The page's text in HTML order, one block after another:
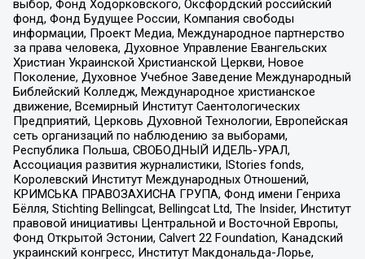
выбор, Фонд Ходорковского, Оксфордский российский
фонд, Фонд Будущее России, Компания свободы
информации, Проект Медиа, Международное партнерство
за права человека, Духовное Управление Евангельских
Христиан Украинской Христианской Церкви, Новое
Поколение, Духовное Учебное Заведение Международный
Библейский Колледж, Международное христианское
движение, Всемирный Институт Саентологических
Предприятий, Церковь Духовной Технологии, Европейская
сеть организаций по наблюдению за выборами,
Республика Польша, СВОБОДНЫЙ ИДЕЛЬ-УРАЛ,
Ассоциация развития журналистики, IStories fonds,
Королевский Институт Международных Отношений,
КРИМСЬКА ПРАВОЗАХИСНА ГРУПА, Фонд имени Генриха
Бёлля, Stichting Bellingcat, Bellingcat Ltd, The Insider, Институт
правовой инициативы Центральной и Восточной Европы,
Фонд Открытой Эстонии, Calvert 22 Foundation, Канадский
украинский конгресс, Институт Макдональда-Лорье,